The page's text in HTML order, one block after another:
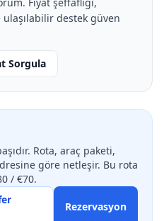
ulaşılabilir destek güven
Sorgula
Rota, araç paketi,
göre netleşir. Bu rota
/ €70.
Rezervasyon